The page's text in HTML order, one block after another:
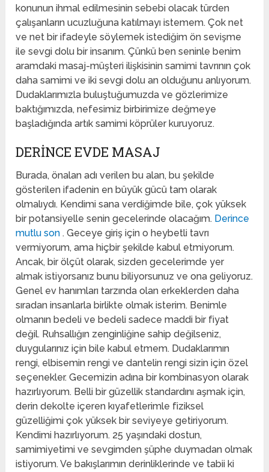
konunun ihmal edilmesinin sebebi olacak türden
çalışanların ucuzluğuna katılmayı istemem. Çok net
ve net bir ifadeyle söylemek istediğim ön sevişme
ile sevgi dolu bir insanım. Çünkü ben seninle benim
aramdaki masaj-müşteri ilişkisinin samimi tavrının çok
daha samimi ve iki sevgi dolu an olduğunu anlıyorum.
Dudaklarımızla buluştuğumuzda ve gözlerimize
baktığımızda, nefesimiz birbirimize değmeye
başladığında artık samimi köprüler kuruyoruz.
DERINCE EVDE MASAJ
Burada, önalan adı verilen bu alan, bu şekilde
gösterilen ifadenin en büyük gücü tam olarak
olmalıydı. Kendimi sana verdiğimde bile, çok yüksek
bir potansiyelle senin gecelerinde olacağım. Derince
mutlu son. Geceye giriş için o heybetli tavrı
vermiyorum, ama hiçbir şekilde kabul etmiyorum.
Ancak, bir ölçüt olarak, sizden gecelerimde yer
almak istiyorsanız bunu biliyorsunuz ve ona geliyoruz.
Genel ev hanımları tarzında olan erkeklerden daha
sıradan insanlarla birlikte olmak isterim. Benimle
olmanın bedeli ve bedeli sadece maddi bir fiyat
değil. Ruhsallığın zenginliğine sahip değilseniz,
duygularınız için bile kabul etmem. Dudaklarımın
rengi, elbisemin rengi ve dantelin rengi sizin için özel
seçenekler. Gecemizin adına bir kombinasyon olarak
hazırlıyorum. Belli bir güzellik standardını aşmak için,
derin dekolte içeren kıyafetlerimle fiziksel
güzelliğimi çok yüksek bir seviyeye getiriyorum.
Kendimi hazırlıyorum. 25 yaşındaki dostun,
samimiyetimi ve sevgimden şüphe duymadan olmak
istiyorum. Ve bakışlarımın derinliklerinde ve tabii ki